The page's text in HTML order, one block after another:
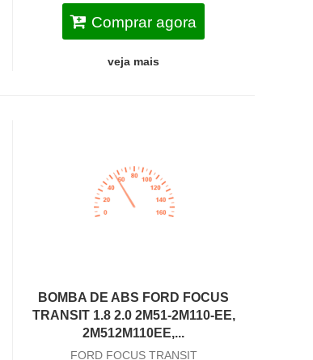
Comprar agora
veja mais
BOMBA DE ABS FORD FOCUS
TRANSIT 1.8 2.0 2M51-2M110-EE,
2M512M110EE,...
FORD FOCUS TRANSIT